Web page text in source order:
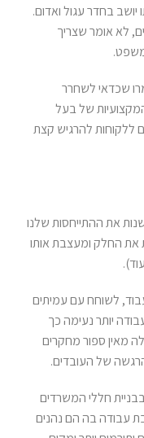
בחדר עגול ואדום.
לא אומר שצריך
משפט.
שכדאי לשחרר
של בעל
ללקוחות להרגיש קצת
את ההתייחסות שלנו
את החלק ומעצבת אותו
לשוחח עם עמיתים
יותר נעימה כך
מאין ספור מחקרים
של העובדים.
חללי המשרדים
עבודה בה הם נהנים